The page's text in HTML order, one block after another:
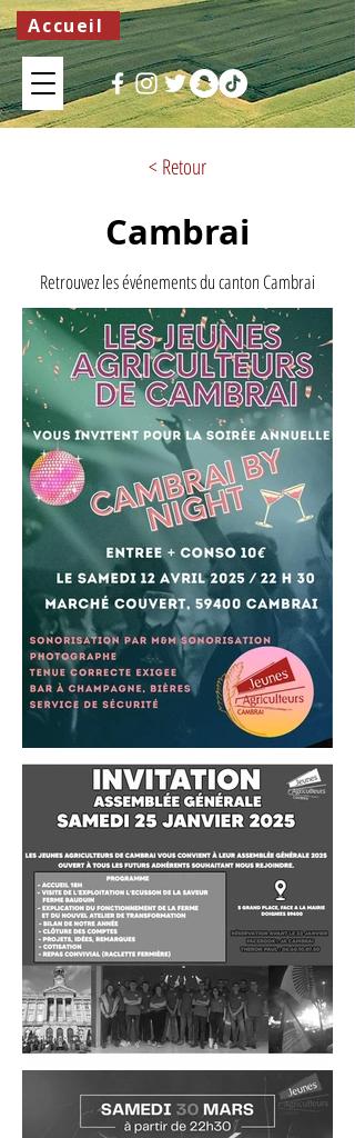
Accueil
< Retour
Cambrai
Retrouvez les événements du canton Cambrai